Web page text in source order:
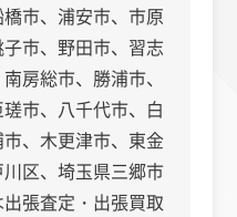
市、浦安市、市原
市、野田市、習志
房総市、勝浦市、
市、八千代市、白
、木更津市、東金
区、埼玉県三郷市
張査定・出張買取